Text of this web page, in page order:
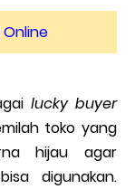
lucky buyer
toko yang
hijau agar
digunakan.